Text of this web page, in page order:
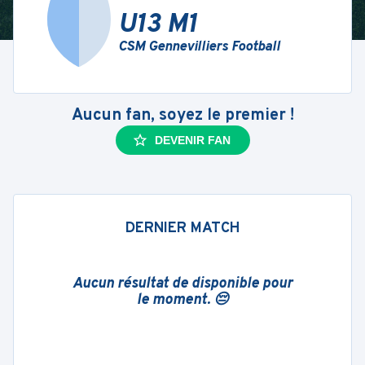
U13 M1
CSM Gennevilliers Football
Aucun fan, soyez le premier !
DEVENIR FAN
DERNIER MATCH
Aucun résultat de disponible pour
le moment. 😔